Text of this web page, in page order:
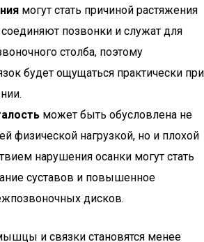
могут стать причиной растяжения
позвонки и служат для
столба, поэтому
будет ощущаться практически при
может быть обусловлена не
физической нагрузкой, но и плохой
нарушения осанки могут стать
суставов и повышенное
дисков.
и связки становятся менее